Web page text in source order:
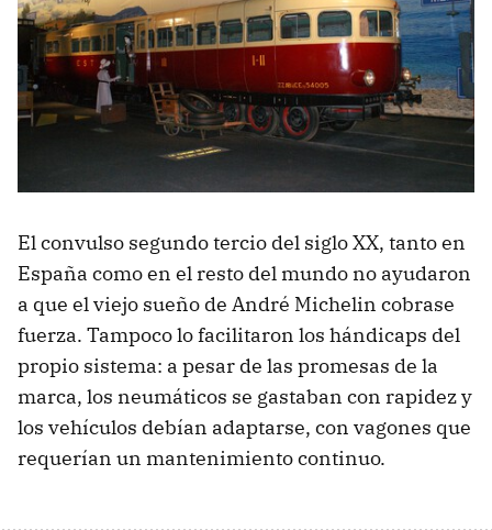
El convulso segundo tercio del siglo XX, tanto en
España como en el resto del mundo no ayudaron
a que el viejo sueño de André Michelin cobrase
fuerza. Tampoco lo facilitaron los hándicaps del
propio sistema: a pesar de las promesas de la
marca, los neumáticos se gastaban con rapidez y
los vehículos debían adaptarse, con vagones que
requerían un mantenimiento continuo.